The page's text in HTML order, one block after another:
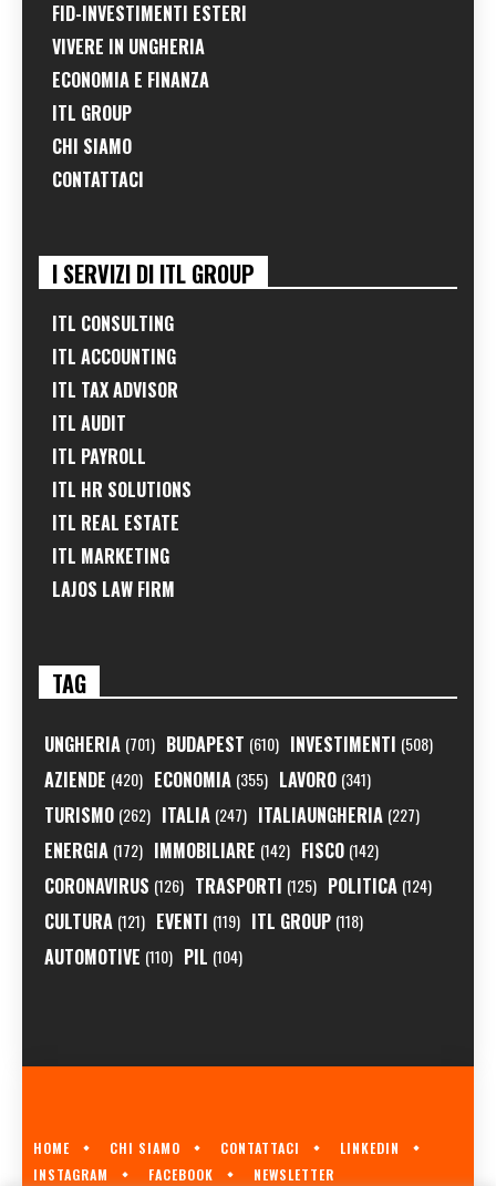
FID-INVESTIMENTI ESTERI
VIVERE IN UNGHERIA
ECONOMIA E FINANZA
ITL GROUP
CHI SIAMO
CONTATTACI
I SERVIZI DI ITL GROUP
ITL CONSULTING
ITL ACCOUNTING
ITL TAX ADVISOR
ITL AUDIT
ITL PAYROLL
ITL HR SOLUTIONS
ITL REAL ESTATE
ITL MARKETING
LAJOS LAW FIRM
TAG
UNGHERIA (701) BUDAPEST (610) INVESTIMENTI (508)
AZIENDE (420) ECONOMIA (355) LAVORO (341)
TURISMO (262) ITALIA (247) ITALIAUNGHERIA (227)
ENERGIA (172) IMMOBILIARE (142) FISCO (142)
CORONAVIRUS (126) TRASPORTI (125) POLITICA (124)
CULTURA (121) EVENTI (119) ITL GROUP (118)
AUTOMOTIVE (110) PIL (104)
HOME CHI SIAMO CONTATTACI
LINKEDIN
INSTAGRAM
FACEBOOK NEWSLETTER